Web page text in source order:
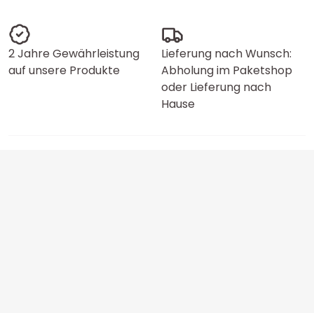
2 Jahre Gewährleistung
auf unsere Produkte
Lieferung nach Wunsch:
Abholung im Paketshop
oder Lieferung nach
Hause